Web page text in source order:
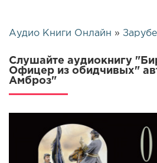
Аудио Книги Онлайн »
Слушайте аудиокнигу
Офицер из обидчивых"
Амброз"